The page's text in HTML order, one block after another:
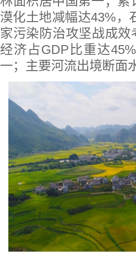
漠化土地减幅达43%，
家污染防治攻坚战成效
经济占GDP比重达
一；主要河流出境断面